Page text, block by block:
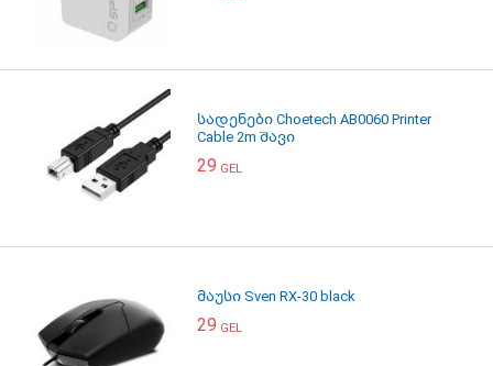
სადენები Choetech AB0060 Printer
Cable 2m შავი
29 GEL
მაუსი Sven RX-30 black
29 GEL